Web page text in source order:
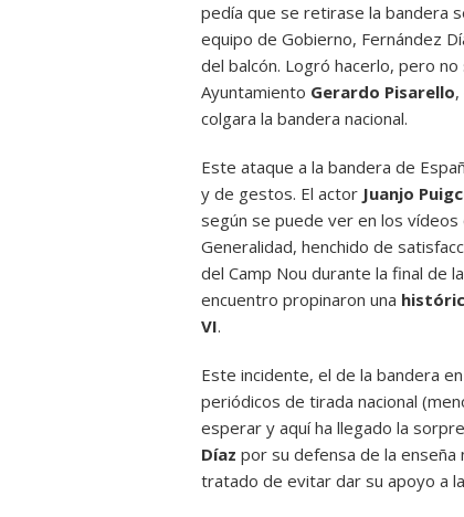
pedía que se retirase la bandera
equipo de Gobierno, Fernández
del balcón. Logró hacerlo, pero
Ayuntamiento Gerardo Pisarello
colgara la bandera nacional.
Este ataque a la bandera de
y de gestos. El actor Juanjo
según se puede ver en los
Generalidad, henchido de
del Camp Nou durante la final de
encuentro propinaron una
VI.
Este incidente, el de la bandera
periódicos de tirada nacional
esperar y aquí ha llegado la
Díaz por su defensa de la
tratado de evitar dar su apoyo a